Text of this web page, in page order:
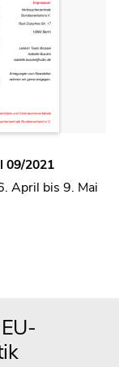
09/2021
April bis 9. Mai